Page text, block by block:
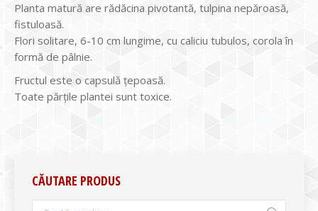
Planta matură are rădăcina pivotantă, tulpina nepăroasă,
fistuloasă.
Flori solitare, 6-10 cm lungime, cu caliciu tubulos, corola în
formă de pâlnie.
Fructul este o capsulă ţepoasă.
Toate părţile plantei sunt toxice.
CĂUTARE PRODUS